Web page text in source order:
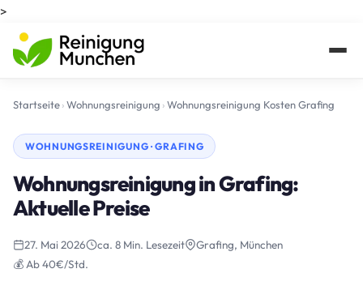
>
Startseite›Wohnungsreinigung ›Wohnungsreinigung Kosten Grafing
WOHNUNGSREINIGUNG · GRAFING
Wohnungsreinigung in Grafing:
Aktuelle Preise
27. Mai 2026 ca. 8 Min. Lesezeit
Grafing, München
💰 Ab 40€/Std.